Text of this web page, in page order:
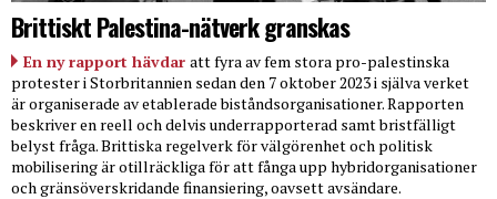
Brittiskt Palestina-nätverk granskas
En ny rapport hävdar att fyra av fem stora pro-palestinska
protester i Storbritannien sedan den 7 oktober 2023 i själva verket
är organiserade av etablerade biståndsorganisationer. Rapporten
beskriver en reell och delvis underrapporterad samt bristfälligt
belyst fråga. Brittiska regelverk för välgörenhet och politisk
mobilisering är otillräckliga för att fånga upp hybridorganisationer
och gränsöverskridande finansiering, oavsett avsändare.